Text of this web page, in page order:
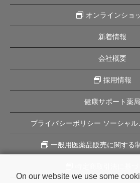
オンラインショ
新着情報
会社概要
採用情報
健康サポート薬局
プライバシーポリシー ソーシャ
一般用医薬品販売に関する
On our website we use some